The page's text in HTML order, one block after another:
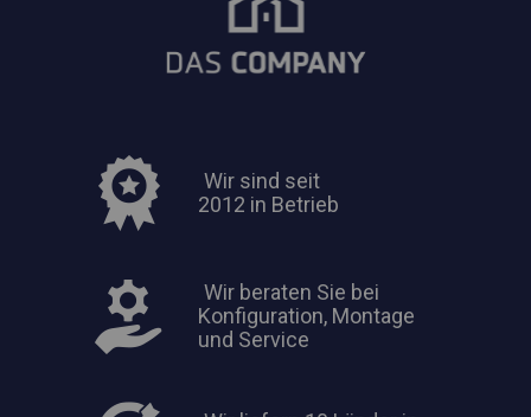
Wir sind seit
2012 in Betrieb
Wir beraten Sie bei
Konfiguration, Montage
und Service